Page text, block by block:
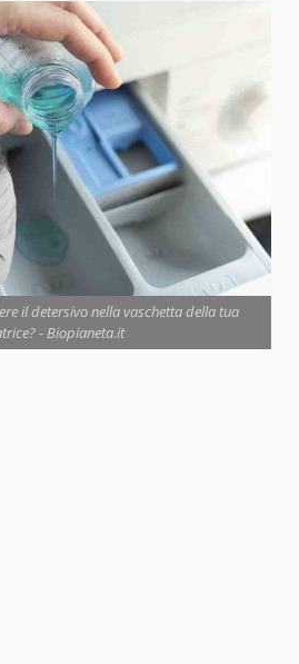
il detersivo nella vaschetta della tua
- Biopianeta.it